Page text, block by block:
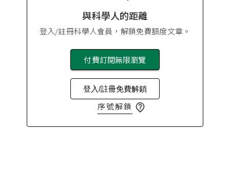
與科學人的距離
登入/註冊科學人會員，解鎖免費額度文章。
付費訂閱無限瀏覽
登入/註冊免費解鎖
序號解鎖